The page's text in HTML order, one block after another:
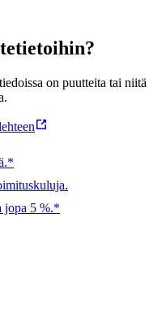
on puutteita tai niitä
jopa 5 %.*